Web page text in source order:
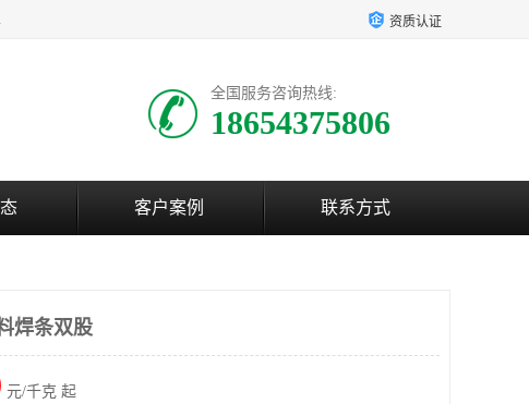
区，并己经远销国外。 资质认证
全国服务咨询热线:
18654375806
客户案例 联系方式
焊条双股
元/千克 起